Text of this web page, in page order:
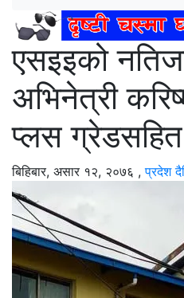
एसइइको
अभिनेत्री
प्लस ग्रेडसहित
बिहिबार, असार १२, २०७६ ,प्रदेश